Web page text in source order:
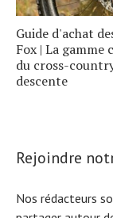
Guide d'achat
Fox | La gamme
du cross-
descente
Rejoindre
Nos rédacteurs